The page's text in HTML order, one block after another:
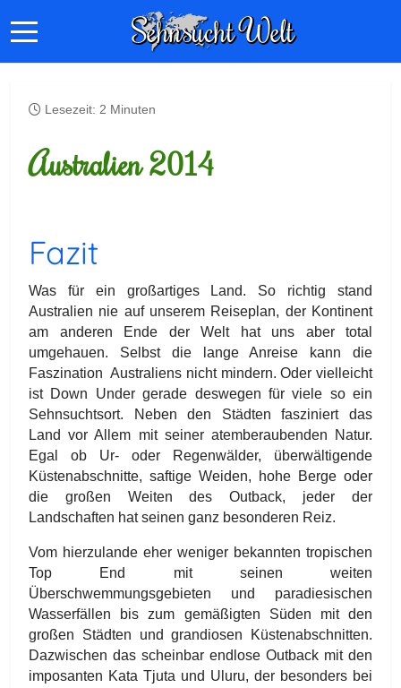
Lesezeit: 2 Minuten
Australien 2014
Fazit
Was für ein großartiges Land. So richtig stand
Australien nie auf unserem Reiseplan, der Kontinent
am anderen Ende der Welt hat uns aber total
umgehauen. Selbst die lange Anreise kann die
Faszination Australiens nicht mindern. Oder vielleicht
ist Down Under gerade deswegen für viele so ein
Sehnsuchtsort. Neben den Städten fasziniert das
Land vor Allem mit seiner atemberaubenden Natur.
Egal ob Ur- oder Regenwälder, überwältigende
Küstenabschnitte, saftige Weiden, hohe Berge oder
die großen Weiten des Outback, jeder der
Landschaften hat seinen ganz besonderen Reiz.
Vom hierzulande eher weniger bekannten tropischen
Top End mit seinen weiten
Überschwemmungsgebieten und paradiesischen
Wasserfällen bis zum gemäßigten Süden mit den
großen Städten und grandiosen Küstenabschnitten.
Dazwischen das scheinbar endlose Outback mit den
imposanten Kata Tjuta und Uluru, der besonders bei